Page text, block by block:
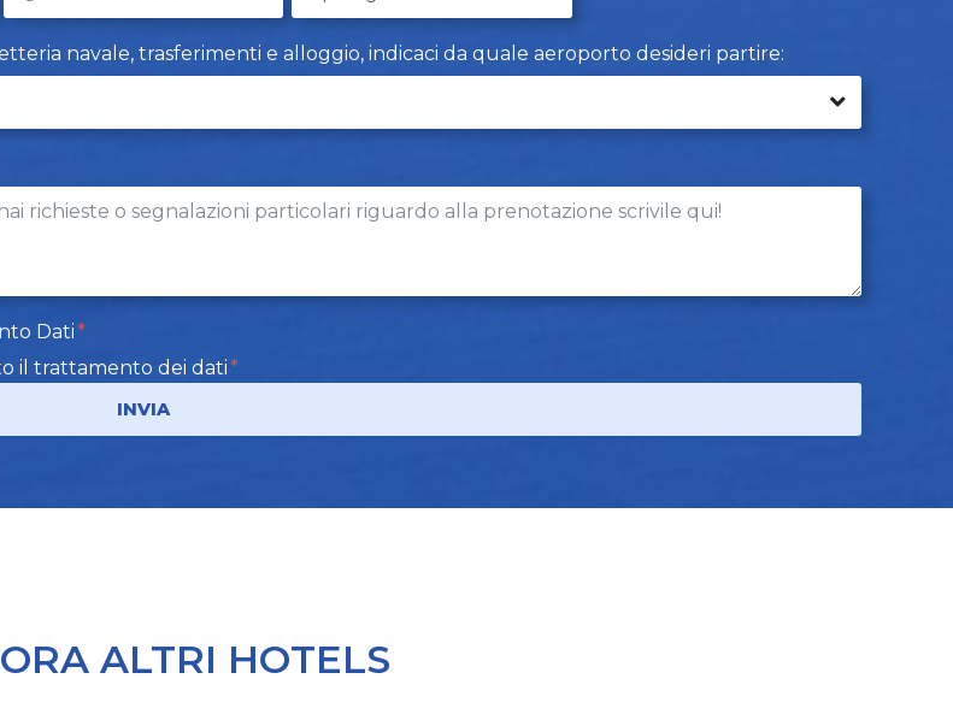
navale, trasferimenti e alloggio, indicaci da quale aeroporto desideri partire:
Dati
il trattamento dei dati
INVIA
ALTRI HOTELS